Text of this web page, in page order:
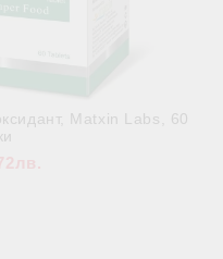
Matxin Labs, 60